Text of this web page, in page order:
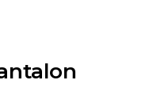
¿Cuál es su política
Si no estás